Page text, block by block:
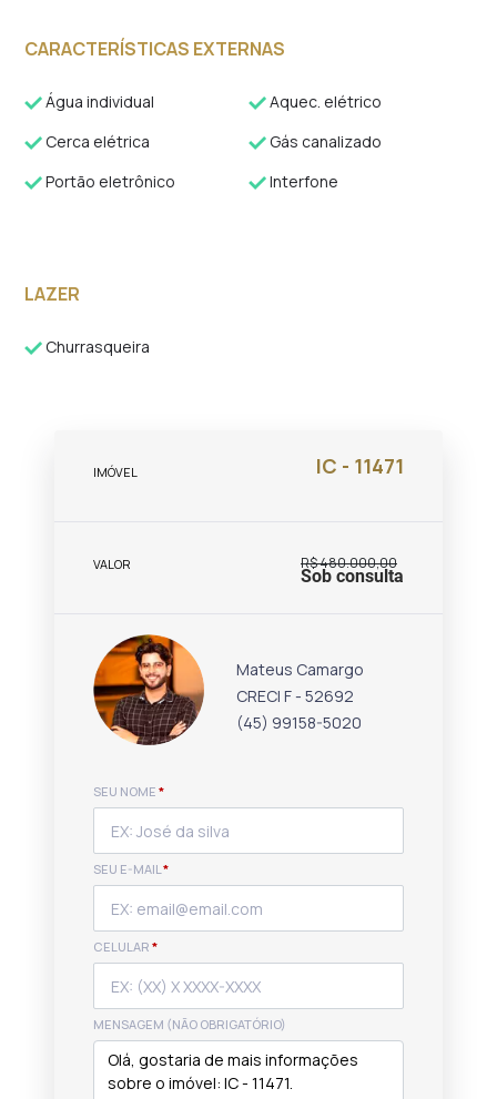
CARACTERÍSTICAS EXTERNAS
Água individual
Aquec. elétrico
Cerca elétrica
Gás canalizado
Portão eletrônico
Interfone
LAZER
Churrasqueira
IMÓVEL IC - 11471
VALOR R$ 480.000,00
Sob consulta
Mateus Camargo
CRECI F - 52692
(45) 99158-5020
SEU NOME *
SEU E-MAIL*
CELULAR *
MENSAGEM (NÃO OBRIGATÓRIO)